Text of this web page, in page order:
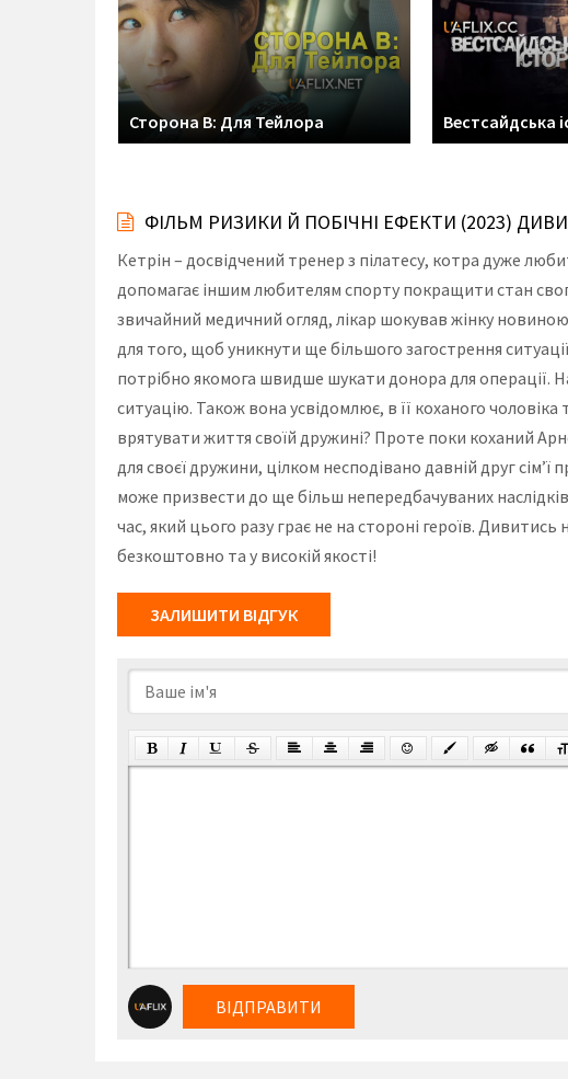
Сторона B: Для Тейлора Вестсайдська
ФІЛЬМ РИЗИКИ Й ПОБІЧНІ ЕФЕКТИ (2023)
Кетрін – досвідчений тренер з пілатесу, котра дуже
допомагає іншим любителям спорту покращити стан
звичайний медичний огляд, лікар шокував жінку
для того, щоб уникнути ще більшого загострення
потрібно якомога швидше шукати донора для операції.
ситуацію. Також вона усвідомлює, в її коханого
врятувати життя своїй дружині? Проте поки коханий
для своєї дружини, цілком несподівано давній друг
може призвести до ще більш непередбачуваних
час, який цього разу грає не на стороні героїв.
безкоштовно та у високій якості!
ЗАЛИШИТИ ВІДГУК
ВІДПРАВИТИ